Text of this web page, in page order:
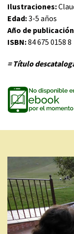
Ilustraciones:
Edad:3-5 años
Año de
ISBN:84 675 0158 8
= Título